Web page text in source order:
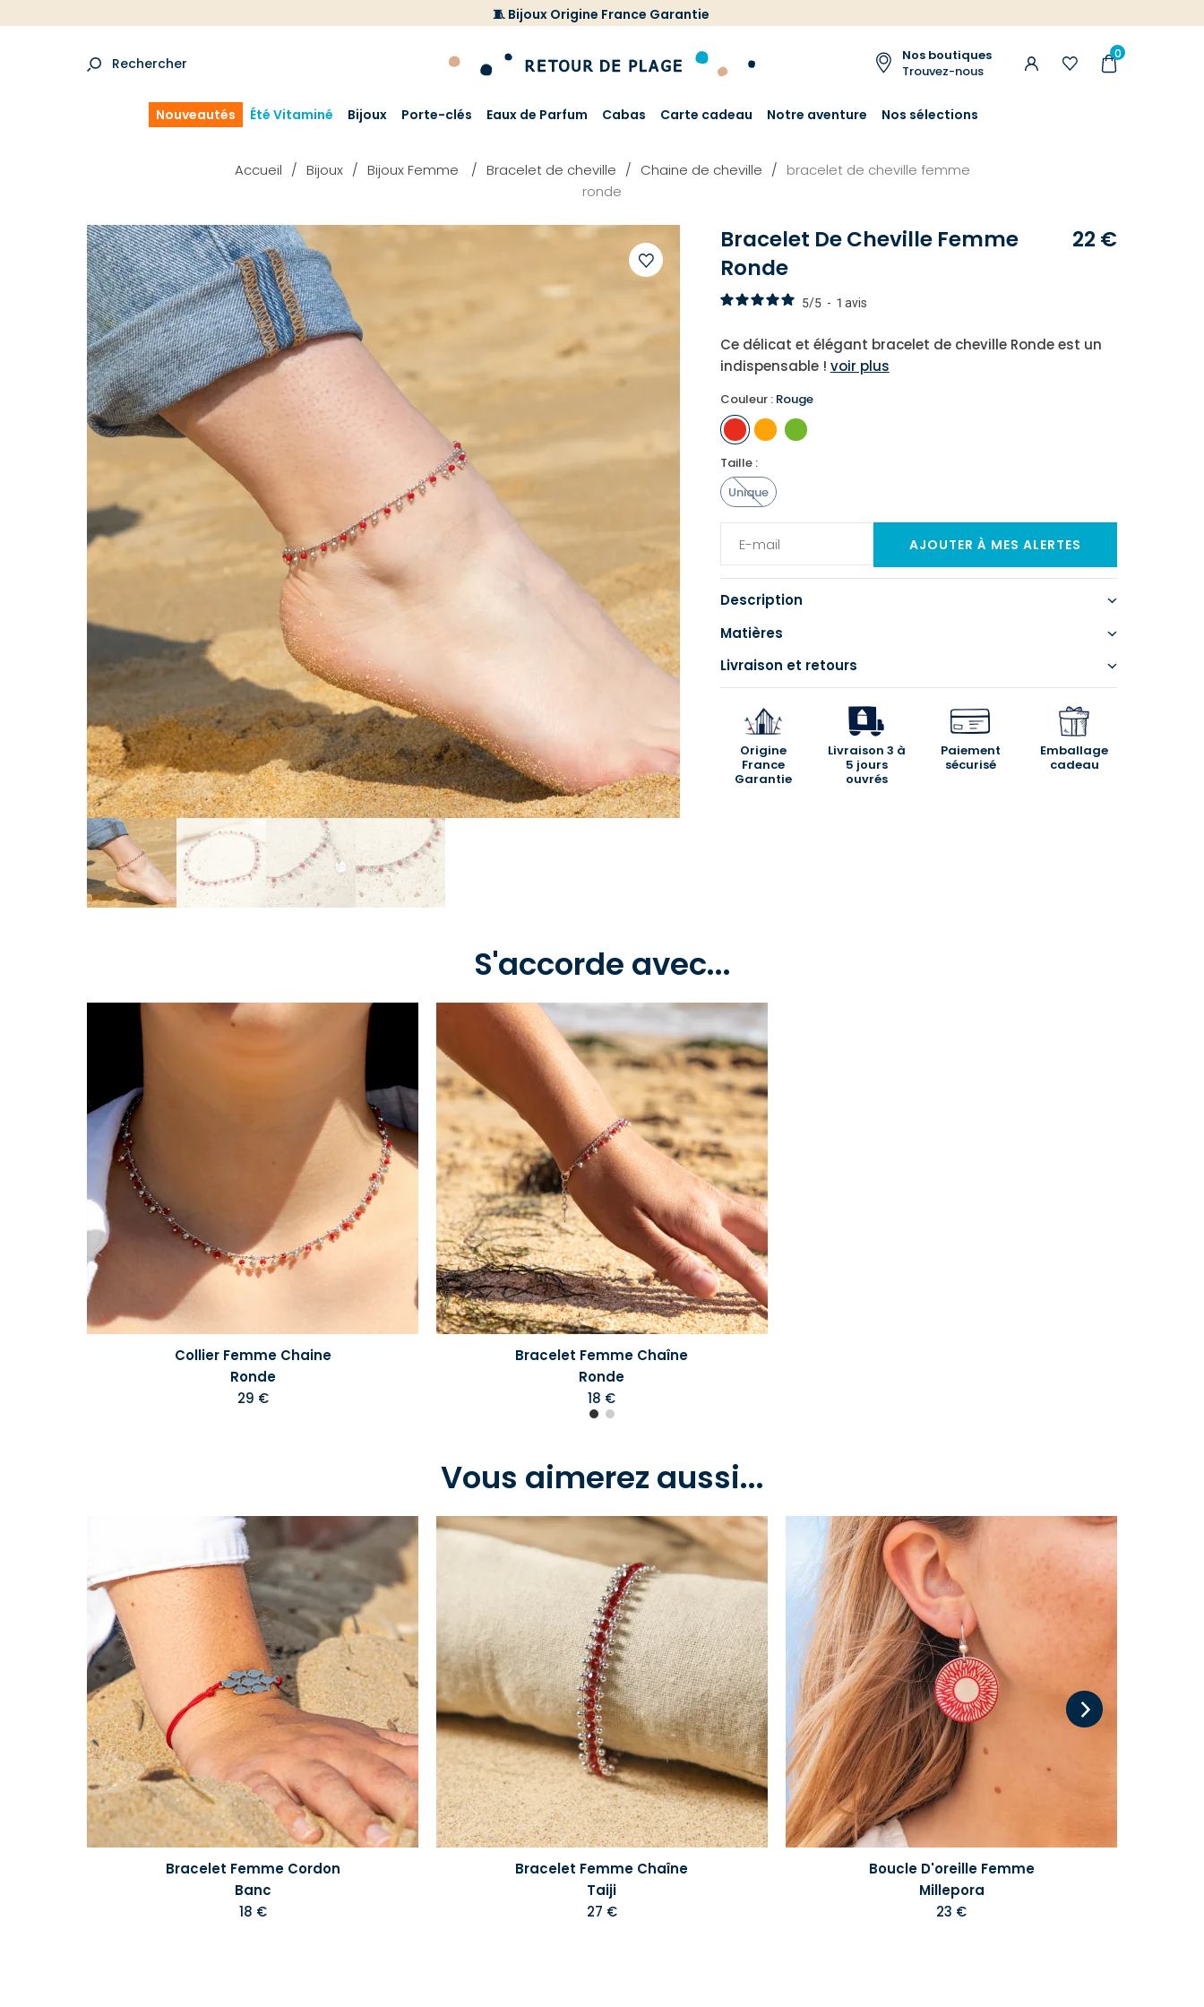
🧵 Bijoux Origine France Garantie
Rechercher
Nos boutiques
Trouvez-nous
0
Nouveautés Été Vitaminé Bijoux Porte-clés Eaux de Parfum Cabas Carte cadeau Notre aventure Nos sélections
Accueil Bijoux Bijoux Femme Bracelet de cheville Chaine de cheville
bracelet de cheville femme
ronde
votre
Bracelet De Cheville Femme
Ronde
22 €
5/5 - 1 avis
Ce délicat et élégant bracelet de cheville Ronde est un
indispensable ! voir plus
Couleur : Rouge
Taille :
Unique
Description
Matières
Livraison et retours
Origine
France
Garantie
Livraison 3 à
5 jours
ouvrés
Paiement
sécurisé
Emballage
cadeau
S'accorde avec...
Collier Femme Chaine
Ronde
29 €
Bracelet Femme Chaîne
Ronde
18 €
Vous aimerez aussi...
Bracelet Femme Cordon
Banc
18 €
Bracelet Femme Chaîne
Taiji
27 €
Boucle D'oreille Femme
Millepora
23 €